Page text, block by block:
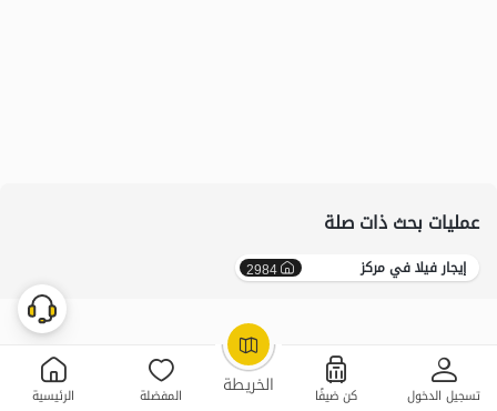
الخريطة تسجيل الدخول كن ضيفًا المفضلة الرئيسية
OpenStreetMap
عمليات بحث ذات صلة
إيجار فيلا في مرکز 2984